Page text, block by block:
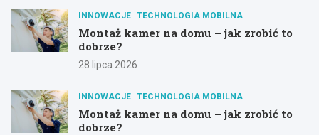
INNOWACJE TECHNOLOGIA MOBILNA
Montaż kamer na domu – jak zrobić to
dobrze?
28 lipca 2026
INNOWACJE TECHNOLOGIA MOBILNA
Montaż kamer na domu – jak zrobić to
dobrze?